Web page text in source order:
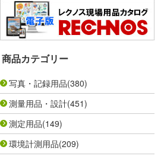
商品カテゴリー
写真・記録用品(380)
測量用品・設計(451)
測定用品(149)
環境計測用品(209)